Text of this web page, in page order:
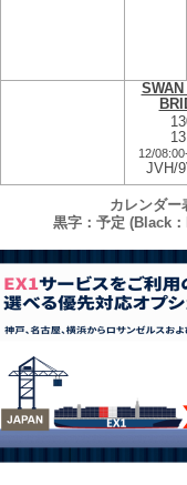
12/08:00
JVH/
カレンダー
黒字：予定 (Black